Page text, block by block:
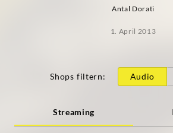
Antal Dorati
1. April 2013
Shops filtern: Audio
Streaming